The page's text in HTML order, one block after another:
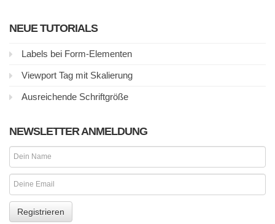
NEUE TUTORIALS
Labels bei Form-Elementen
Viewport Tag mit Skalierung
Ausreichende Schriftgröße
NEWSLETTER ANMELDUNG